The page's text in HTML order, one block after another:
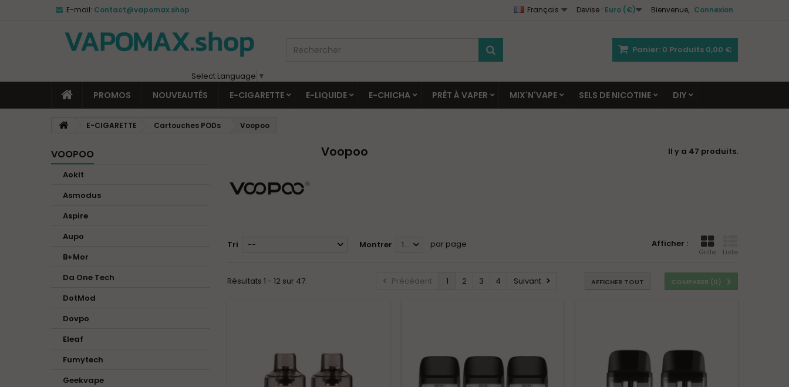
Bienvenue, Connexion
Devise : Euro (€)
Français
E-mail: Contact@vapomax.shop
Panier: 0 Produits 0,00 €
Select Language ▼
PROMOS NOUVEAUTÉS E-CIGARETTE E-LIQUIDE E-CHICHA PRÊT À VAPER MIX'N'VAPE SELS DE NICOTINE DIY
E-CIGARETTE Cartouches PODs Voopoo
VOOPOO
Aokit
Asmodus
Aspire
Aupo
B+Mor
Da One Tech
DotMod
Dovpo
Eleaf
Fumytech
Geekvape
Voopoo Il y a 47 produits.
Afficher :
Grille Liste
Tri -- Montrer 12 par page
COMPARER (0)
Précédent 1 2 3 4 Suivant AFFICHER TOUT
Résultats 1 - 12 sur 47.